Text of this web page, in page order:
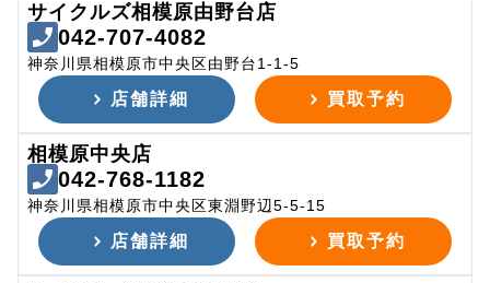
サイクルズ相模原由野台店
042-707-4082
神奈川県相模原市中央区由野台1-1-5
店舗詳細 買取予約
相模原中央店
042-768-1182
神奈川県相模原市中央区東淵野辺5-5-15
店舗詳細 買取予約